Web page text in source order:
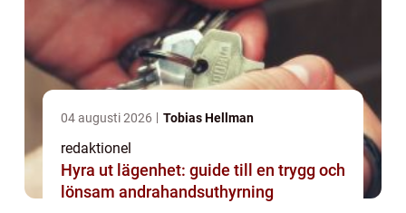
04 augusti 2026 Tobias Hellman
redaktionel
Hyra ut lägenhet: guide till en trygg och
lönsam andrahandsuthyrning